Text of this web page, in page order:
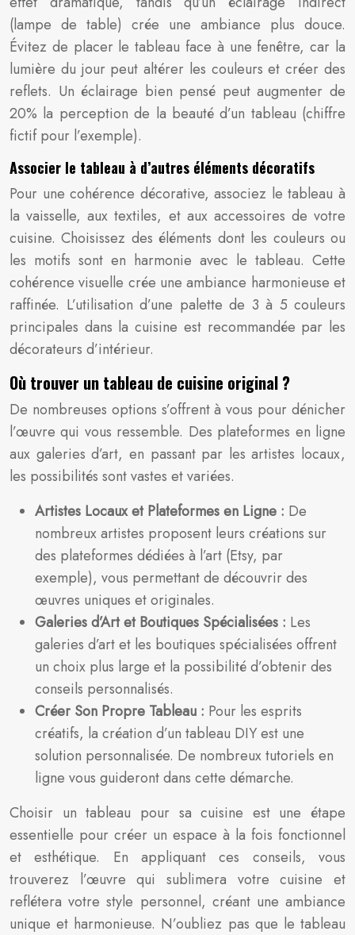
(lampe de table) crée une ambiance plus douce.
Évitez de placer le tableau face à une fenêtre, car la
lumière du jour peut altérer les couleurs et créer des
reflets. Un éclairage bien pensé peut augmenter de
20% la perception de la beauté d’un tableau (chiffre
fictif pour l’exemple).
Associer le tableau à d’autres éléments décoratifs
Pour une cohérence décorative, associez le tableau à
la vaisselle, aux textiles, et aux accessoires de votre
cuisine. Choisissez des éléments dont les couleurs ou
les motifs sont en harmonie avec le tableau. Cette
cohérence visuelle crée une ambiance harmonieuse et
raffinée. L’utilisation d’une palette de 3 à 5 couleurs
principales dans la cuisine est recommandée par les
décorateurs d’intérieur.
Où trouver un tableau de cuisine original ?
De nombreuses options s’offrent à vous pour dénicher
l’œuvre qui vous ressemble. Des plateformes en ligne
aux galeries d’art, en passant par les artistes locaux,
les possibilités sont vastes et variées.
Artistes Locaux et Plateformes en Ligne : De
nombreux artistes proposent leurs créations sur
des plateformes dédiées à l’art (Etsy, par
exemple), vous permettant de découvrir des
œuvres uniques et originales.
Galeries d’Art et Boutiques Spécialisées : Les
galeries d’art et les boutiques spécialisées offrent
un choix plus large et la possibilité d’obtenir des
conseils personnalisés.
Créer Son Propre Tableau : Pour les esprits
créatifs, la création d’un tableau DIY est une
solution personnalisée. De nombreux tutoriels en
ligne vous guideront dans cette démarche.
Choisir un tableau pour sa cuisine est une étape
essentielle pour créer un espace à la fois fonctionnel
et esthétique. En appliquant ces conseils, vous
trouverez l’œuvre qui sublimera votre cuisine et
reflétera votre style personnel, créant une ambiance
unique et harmonieuse. N’oubliez pas que le tableau